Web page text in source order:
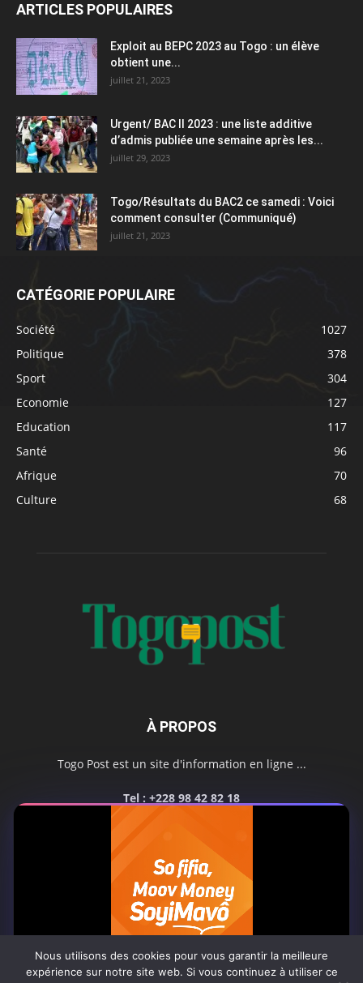
ARTICLES POPULAIRES
Exploit au BEPC 2023 au Togo : un élève
obtient une...
juillet 21, 2023
Urgent/ BAC II 2023 : une liste additive
d’admis publiée une semaine après les...
juillet 29, 2023
Togo/Résultats du BAC2 ce samedi : Voici
comment consulter (Communiqué)
juillet 21, 2023
CATÉGORIE POPULAIRE
Société
1027
Politique
378
Sport
304
Economie
127
Education
117
Santé
96
Afrique
70
Culture
68
À PROPOS
Togo Post est un site d'information en ligne ...
Tel : +228 98 42 82 18
SUIVEZ NOUS
Nous utilisons des cookies pour vous garantir la meilleure
expérience sur notre site web. Si vous continuez à utiliser ce